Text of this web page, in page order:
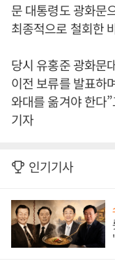
문 대통령도 광화문
최종적으로 철회한
당시 유홍준 광화문
이전 보류를 발표하
와대를 옮겨야 한다
기자
인기기사